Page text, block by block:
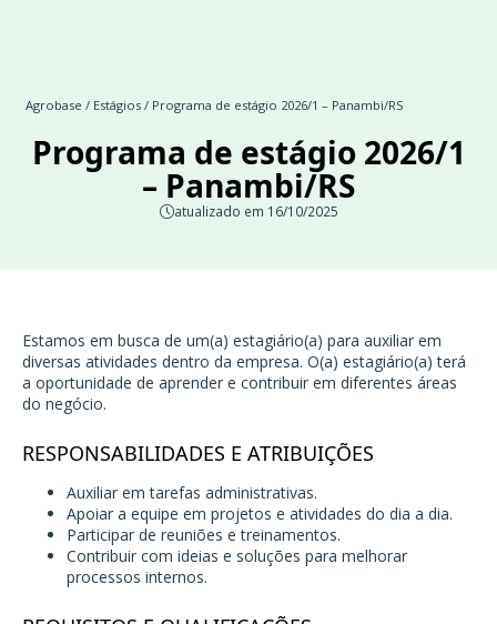
Agrobase / Estágios / Programa de estágio 2026/1 – Panambi/RS
Programa de estágio 2026/1
– Panambi/RS
atualizado em 16/10/2025
Estamos em busca de um(a) estagiário(a) para auxiliar em
diversas atividades dentro da empresa. O(a) estagiário(a) terá
a oportunidade de aprender e contribuir em diferentes áreas
do negócio.
RESPONSABILIDADES E ATRIBUIÇÕES
Auxiliar em tarefas administrativas.
Apoiar a equipe em projetos e atividades do dia a dia.
Participar de reuniões e treinamentos.
Contribuir com ideias e soluções para melhorar
processos internos.